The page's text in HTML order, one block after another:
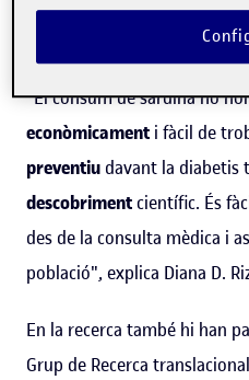
espanyola de més de 18 anys
"El consum de sardina no
econòmicament i fàcil de
preventiu davant la diabetis
descobrimentcientífic. És
des de la consulta mèdica i
població", explica Diana D.
En la recerca també hi han
Grup de Recerca